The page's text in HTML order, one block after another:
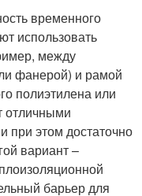
временного
использовать
между
фанерой) и рамой
полиэтилена или
отличными
при этом достаточно
вариант –
барьер для